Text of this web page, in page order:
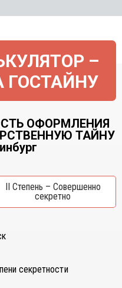
–
ГОСТАЙНУ
ОФОРМЛЕНИЯ
ТАЙНУ
II Степень – Совершенно
секретно
секретности